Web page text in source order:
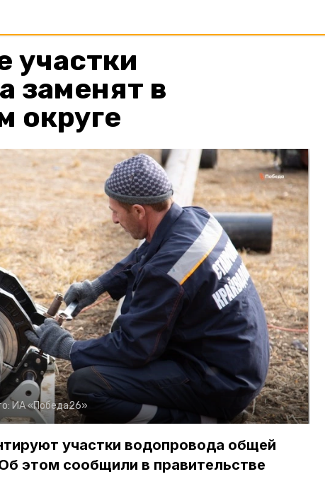
участки
заменят в
округе
ИА «Победа26»
участки водопровода общей
этом сообщили в правительстве